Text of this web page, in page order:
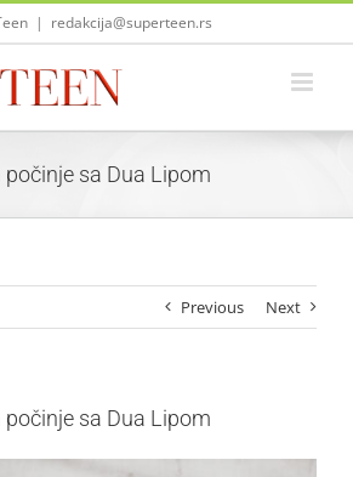
| redakcija@superteen.rs
sa Dua Lipom
Previous Next
sa Dua Lipom